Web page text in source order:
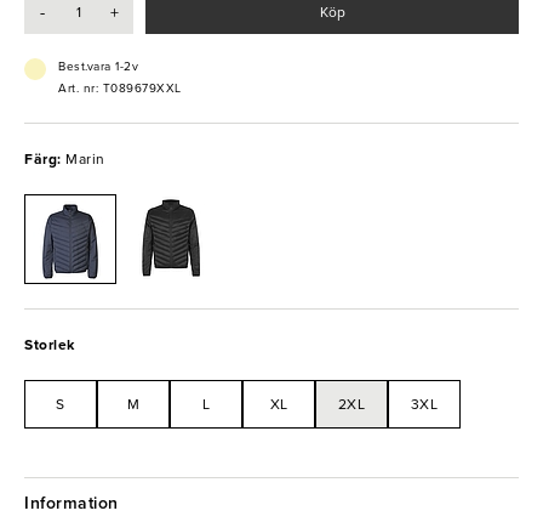
- Snygg design
- + Köp
Best.vara 1-2v
Art. nr: T089679XXL
Färg: Marin
Storlek
S M L XL 2XL 3XL
Information